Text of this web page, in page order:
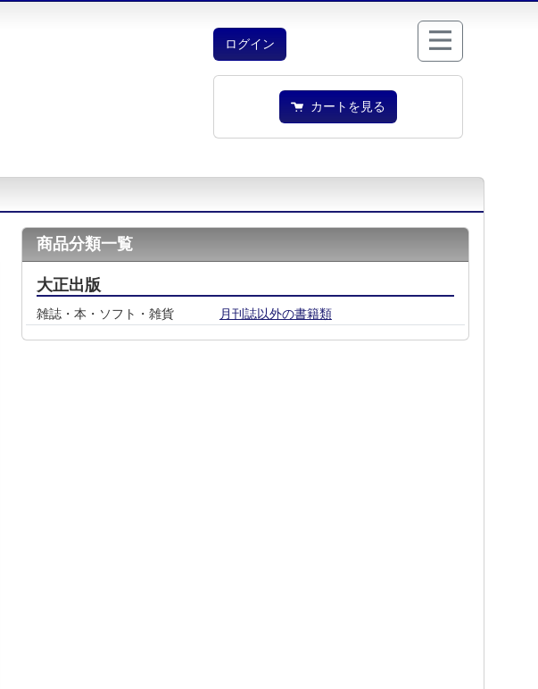
ログイン
カートを見る
商品分類一覧
大正出版
雑誌・本・ソフト・雑貨 月刊誌以外の書籍類